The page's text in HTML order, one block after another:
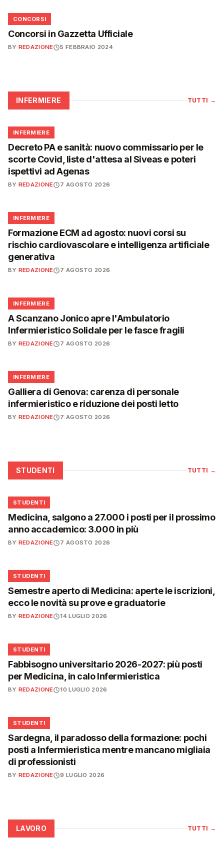
📋
CONCORSI
Concorsi in Gazzetta Ufficiale
BY REDAZIONE 5 FEBBRAIO 2024
INFERMIERE TUTTI →
🩺
INFERMIERE
Decreto PA e sanità: nuovo commissario per le
scorte Covid, liste d'attesa al Siveas e poteri
ispettivi ad Agenas
BY REDAZIONE 7 AGOSTO 2026
🩺
INFERMIERE
Formazione ECM ad agosto: nuovi corsi su
rischio cardiovascolare e intelligenza artificiale
generativa
BY REDAZIONE 7 AGOSTO 2026
🩺
INFERMIERE
A Scanzano Jonico apre l'Ambulatorio
Infermieristico Solidale per le fasce fragili
BY REDAZIONE 7 AGOSTO 2026
🩺
INFERMIERE
Galliera di Genova: carenza di personale
infermieristico e riduzione dei posti letto
BY REDAZIONE 7 AGOSTO 2026
STUDENTI TUTTI →
🎓
STUDENTI
Medicina, salgono a 27.000 i posti per il prossimo
anno accademico: 3.000 in più
BY REDAZIONE 7 AGOSTO 2026
🎓
STUDENTI
Semestre aperto di Medicina: aperte le iscrizioni,
ecco le novità su prove e graduatorie
BY REDAZIONE 14 LUGLIO 2026
🎓
STUDENTI
Fabbisogno universitario 2026-2027: più posti
per Medicina, in calo Infermieristica
BY REDAZIONE 10 LUGLIO 2026
🎓
STUDENTI
Sardegna, il paradosso della formazione: pochi
posti a Infermieristica mentre mancano migliaia
di professionisti
BY REDAZIONE 9 LUGLIO 2026
LAVORO TUTTI →